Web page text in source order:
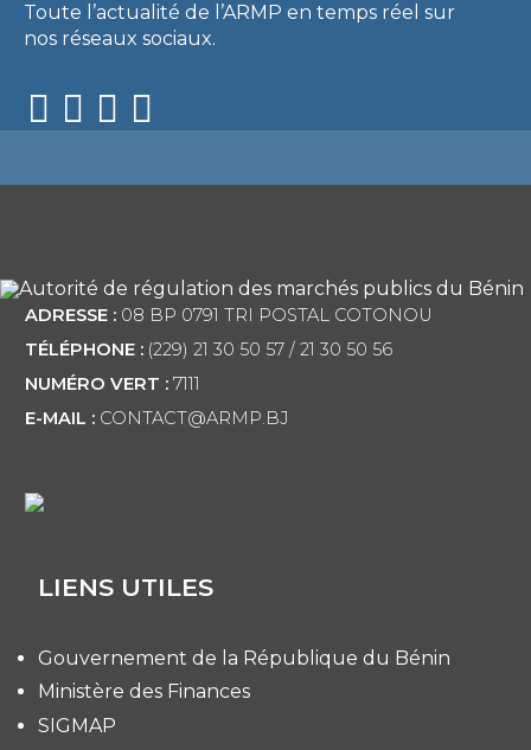
Toute l’actualité de l’ARMP en temps réel sur
nos réseaux sociaux.
ADRESSE :08 BP 0791 TRI POSTAL COTONOU
TÉLÉPHONE :(229) 21 30 50 57 / 21 30 50 56
NUMÉRO VERT :7111
E-MAIL :CONTACT@ARMP.BJ
LIENS UTILES
Gouvernement de la République du Bénin
Ministère des Finances
SIGMAP